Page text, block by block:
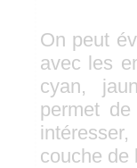
On peut
avec les
cyan,
permet
couche de